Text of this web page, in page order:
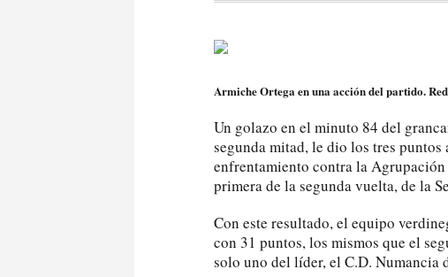
Armiche Ortega en una acción del partido.
Un golazo en el minuto 84 del
segunda mitad, le dio los tres
enfrentamiento contra la
primera de la segunda vuelta, de la
Con este resultado, el equipo
con 31 puntos, los mismos que el
solo uno del líder, el C.D. Numancia